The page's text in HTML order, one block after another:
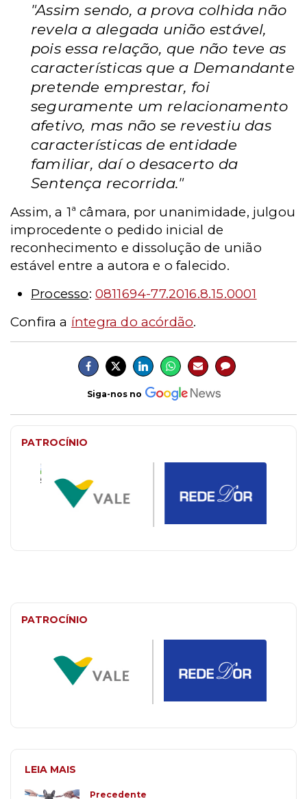
"Assim sendo, a prova colhida não
revela a alegada união estável,
pois essa relação, que não teve as
características que a Demandante
pretende emprestar, foi
seguramente um relacionamento
afetivo, mas não se revestiu das
características de entidade
familiar, daí o desacerto da
Sentença recorrida."
Assim, a 1ª câmara, por unanimidade, julgou
improcedente o pedido inicial de
reconhecimento e dissolução de união
estável entre a autora e o falecido.
Processo: 0811694-77.2016.8.15.0001
Confira a íntegra do acórdão.
Siga-nos no
PATROCÍNIO
PATROCÍNIO
LEIA MAIS
Precedente